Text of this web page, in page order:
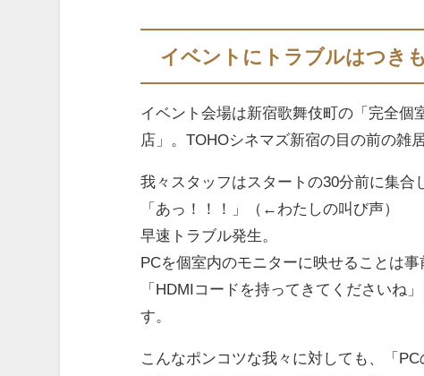
イベントにトラブルはつき
イベント会場は新宿歌舞伎町の「完全個
店」。TOHOシネマズ新宿の目の前の雑
我々スタッフはスタートの30分前に集合
「あっ！！！」（←わたしの叫び声）
早速トラブル発生。
PCを個室内のモニターに映せることは
「HDMIコードを持ってきてくださいね
す。
こんなポンコツな我々に対しても、「